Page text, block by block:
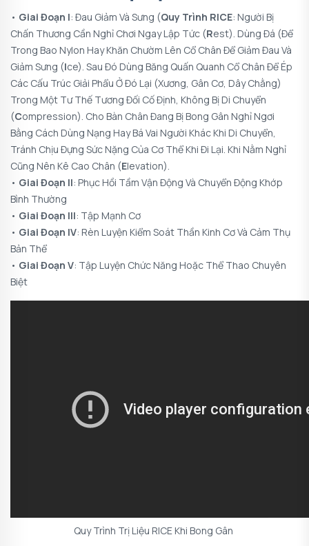
• Giai Đoạn I: Đau Giảm Và Sưng (Quy Trình RICE: Người Bị
Chấn Thương Cần Nghỉ Chơi Ngay Lập Tức (REst). Dùng Đá (để
Trong Bao Nylon Hay Khăn Chườm Lên Cổ Chân Để Giảm Đau Và
Giảm Sưng (ICe). Sau Đó Dùng Băng Quấn Quanh Cổ Chân Để Ép
Các Cấu Trúc Giải Phẩu Ở Đó Lại (xương, Gân Cơ, Dây Chằng)
Trong Một Tư Thế Tương Đối Cố Định, Không Bị Di Chuyển
(COmpression). Cho Bàn Chân Đang Bị Bong Gân Nghỉ Ngơi
Bằng Cách Dùng Nạng Hay Bá Vai Người Khác Khi Di Chuyển,
Tránh Chịu Đựng Sức Nặng Của Cơ Thể Khi Đi Lại. Khi Nằm Nghỉ
Cũng Nên Kê Cao Chân (ELevation).
• Giai Đoạn II: Phục Hồi Tầm Vận Động Và Chuyển Động Khớp
Bình Thường
• Giai Đoạn III: Tập Mạnh Cơ
• Giai Đoạn IV: Rèn Luyện Kiểm Soát Thần Kinh Cơ Và Cảm Thụ
Bản Thể
• Giai Đoạn V: Tập Luyện Chức Năng Hoặc Thể Thao Chuyên
Biệt
Quy Trình Trị Liệu RICE Khi Bong Gân